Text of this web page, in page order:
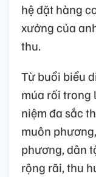
hệ đặt hàng
xưởng của
thu.
Từ buổi biểu
múa rối trong
niệm đa sắc
muôn
phương, dân
rộng rãi, thu